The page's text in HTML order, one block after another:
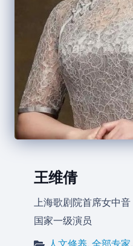
王维倩
上海歌剧院首席女中音
国家一级演员
人文修养,全部专家,